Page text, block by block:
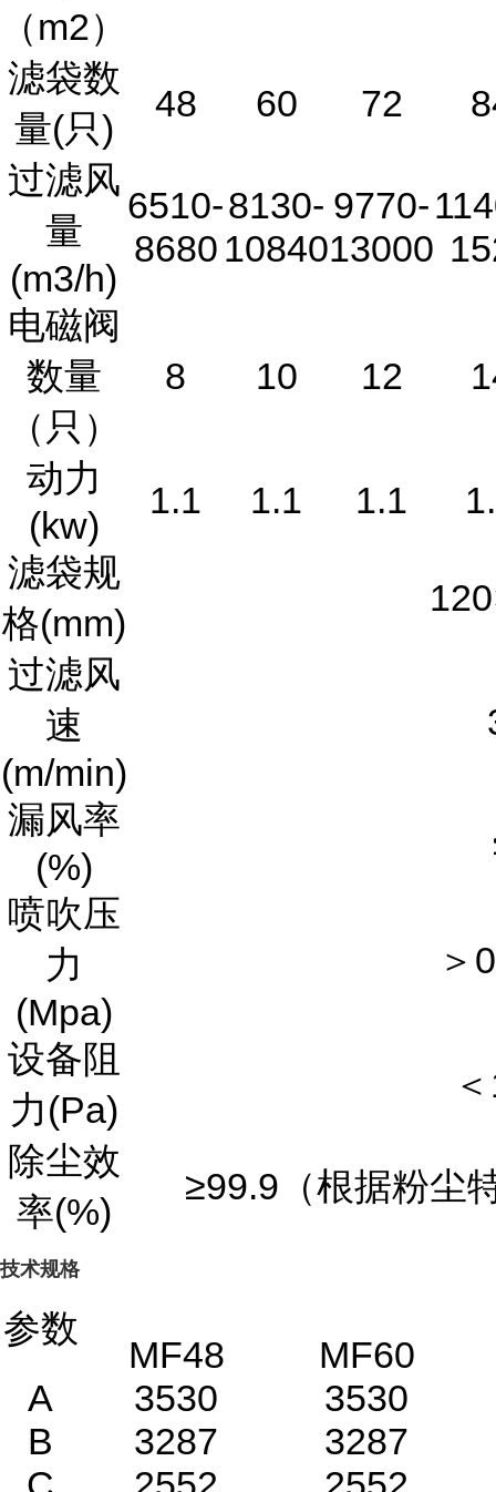
（m2）
滤袋数
量(只)
48 60 72
过滤风
量
(m3/h)
6510-
8680
8130-
10840
9770-
13000
电磁阀
数量
（只）
8 10 12
动力
(kw)
1.1 1.1 1.1
滤袋规
格(mm)
过滤风
速
(m/min)
漏风率
(%)
喷吹压
力
(Mpa)
＞
设备阻
力(Pa)
除尘效
率(%)
≥99.9（根据粉尘
技术规格
参数
MF48
MF60
A
3530
3530
B
3287
3287